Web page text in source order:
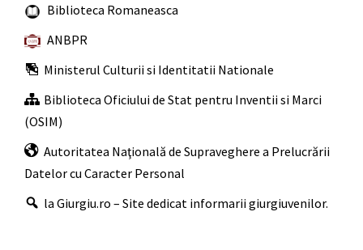
Biblioteca Romaneasca
ANBPR
Ministerul Culturii si Identitatii Nationale
Biblioteca Oficiului de Stat pentru Inventii si Marci
(OSIM)
Autoritatea Naţională de Supraveghere a Prelucrării
Datelor cu Caracter Personal
la Giurgiu.ro – Site dedicat informarii giurgiuvenilor.